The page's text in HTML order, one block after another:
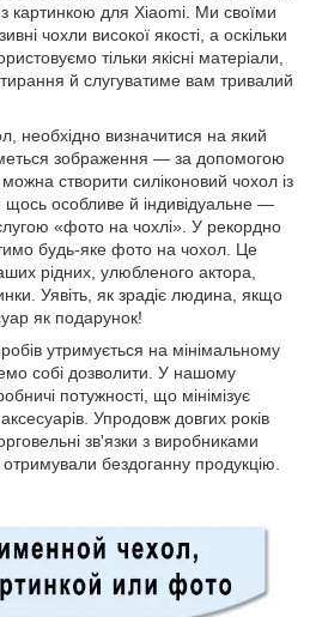
з картинкою для Xiaomi. Ми своїми
чохли високої якості, а оскільки
тільки якісні матеріали,
й слугуватиме вам тривалий
необхідно визначитися на який
зображення — за допомогою
створити силіконовий чохол із
особливе й індивідуальне —
«фото на чохлі». У рекордно
будь-яке фото на чохол. Це
рідних, улюбленого актора,
Уявіть, як зрадіє людина, якщо
як подарунок!
утримується на мінімальному
собі дозволити. У нашому
потужності, що мінімізує
Упродовж довгих років
зв'язки з виробниками
бездоганну продукцію.